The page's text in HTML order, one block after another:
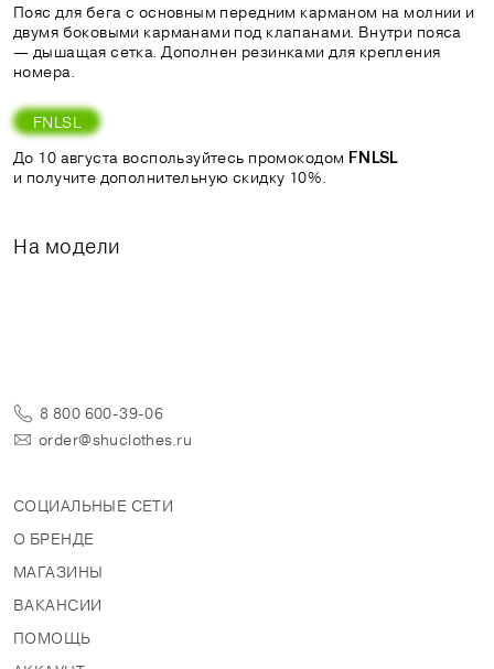
Пояс для бега с основным передним карманом на молнии и
двумя боковыми карманами под клапанами. Внутри пояса
— дышащая сетка. Дополнен резинками для крепления
номера.
FNLSL
До 10 августа воспользуйтесь промокодом FNLSL
и получите дополнительную скидку 10%.
На модели
8 800 600-39-06
order@shuclothes.ru
СОЦИАЛЬНЫЕ СЕТИ
О БРЕНДЕ
МАГАЗИНЫ
ВАКАНСИИ
ПОМОЩЬ